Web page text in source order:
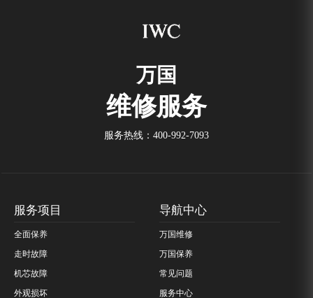
万国
维修服务
服务热线： 400-992-7093
服务项目
全面保养
走时故障
机芯故障
外观损坏
导航中心
万国维修
万国保养
常见问题
服务中心